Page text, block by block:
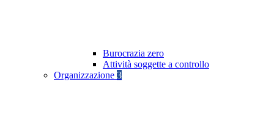
Burocrazia zero
Attività soggette a controllo
Organizzazione 3